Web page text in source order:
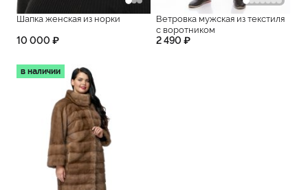
Шапка женская из норки
10 000 ₽
Ветровка мужская из текстиля
с воротником
2 490 ₽
в наличии